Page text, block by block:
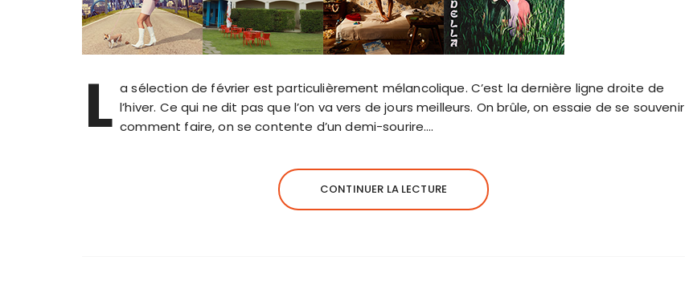
L a sélection de février est particulièrement mélancolique. C’est la dernière ligne droite de
l’hiver. Ce qui ne dit pas que l’on va vers de jours meilleurs. On brûle, on essaie de se souvenir
comment faire, on se contente d’un demi-sourire….
CONTINUER LA LECTURE